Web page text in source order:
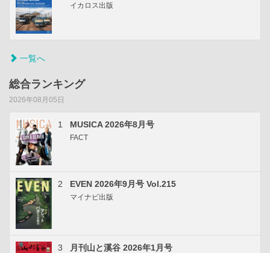
イカロス出版
一覧へ
総合ランキング
2026年08月05日
1 MUSICA 2026年8月号
FACT
2 EVEN 2026年9月号 Vol.215
マイナビ出版
3 月刊山と溪谷 2026年1月号